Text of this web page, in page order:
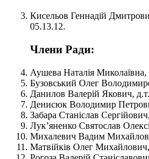
Кисельов Геннадій
05.13.12.
Члени Ради:
Аушева Наталія Миколаївна,
Бузовський Олег
Данилов Валерій Якович,
Денисюк Володимир
Забара Станіслав
Лук’яненко Святослав
Михалевич Вадим
Матвійків Олег Михайлович,